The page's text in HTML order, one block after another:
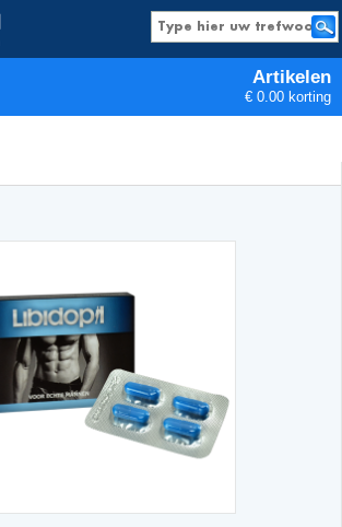
Artikelen
€ 0.00 korting